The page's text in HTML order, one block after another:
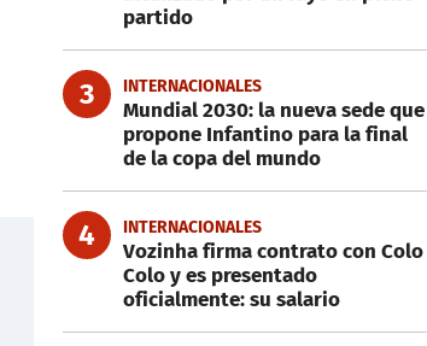
partido
3 INTERNACIONALES
Mundial 2030: la nueva sede que
propone Infantino para la final
de la copa del mundo
4 INTERNACIONALES
Vozinha firma contrato con Colo
Colo y es presentado
oficialmente: su salario